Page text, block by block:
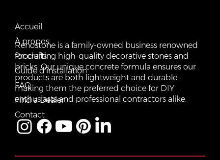
Email:
Phone: (819) 775-3179
FAX:(819) 775-3827
Address: 601 Rue Auguste Mondoux, Gatineau, QC J9J
3K2, Canada
Renostone is a family-owned business renowned
for crafting high-quality decorative stones and
bricks. Our unique concrete formula ensures our
products are both lightweight and durable,
making them the preferred choice for DIY
enthusiasts and professional contractors alike.
Accueil
À propos
Produits
Guide d'installation
FAQ
Find a Dealer
Contact